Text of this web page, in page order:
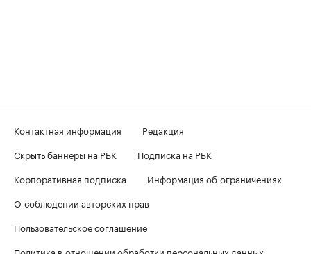
Контактная информация
Редакция
Скрыть баннеры на РБК
Подписка на РБК
Корпоративная подписка
Информация об ограничениях
О соблюдении авторских прав
Пользовательское соглашение
Политика в отношении обработки персональных данных